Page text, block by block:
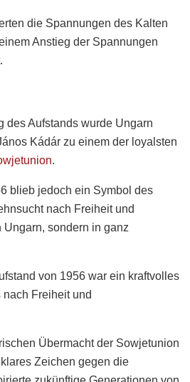
die Spannungen des Kalten
Anstieg der Spannungen
des Aufstands wurde Ungarn
Kádár zu einem der loyalsten
.
blieb jedoch ein Symbol des
nach Freiheit und
Ungarn, sondern in ganz
von 1956 war ein kraftvolles
Freiheit und
Übermacht der Sowjetunion
Zeichen gegen die